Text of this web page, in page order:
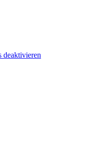
deaktivieren